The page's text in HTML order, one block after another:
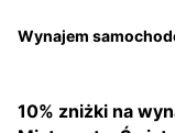
Wynajem
10% zniżki na